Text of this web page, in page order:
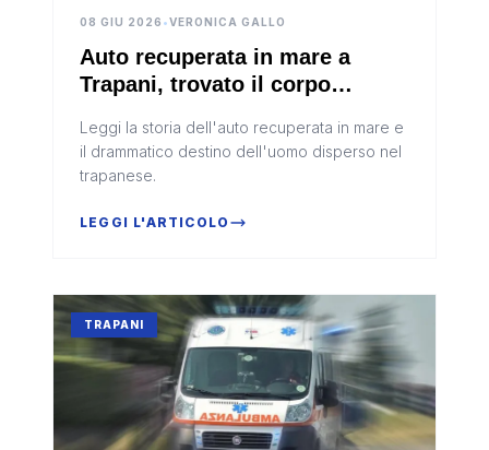
08 GIU 2026 •VERONICA GALLO
Auto recuperata in mare a
Trapani, trovato il corpo
Leggi la storia dell'auto recuperata in mare e
il drammatico destino dell'uomo disperso nel
trapanese.
LEGGI L'ARTICOLO
TRAPANI